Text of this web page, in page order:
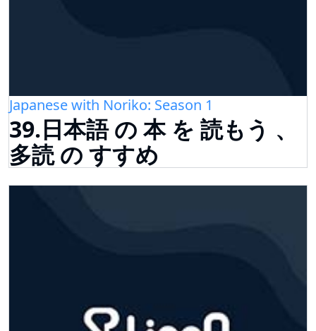
Japanese with Noriko: Season 1
39.日本語 の 本 を 読もう 、
多読 の すすめ